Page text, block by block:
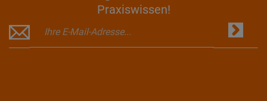
Praxiswissen!